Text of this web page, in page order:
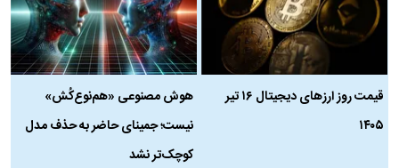
قیمت روز ارز‌های دیجیتال ۱۶ تیر
۱۴۰۵
هوش مصنوعی «هم‌نوع‌کُش»
نیست؛ جمینای حاضر به حذف مدل
کوچک‌تر نشد